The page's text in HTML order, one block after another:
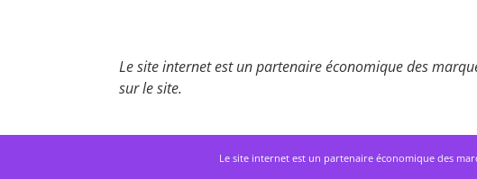
Le site internet est un partenaire économique des
sur le site.
Le site internet est un partenaire économique des